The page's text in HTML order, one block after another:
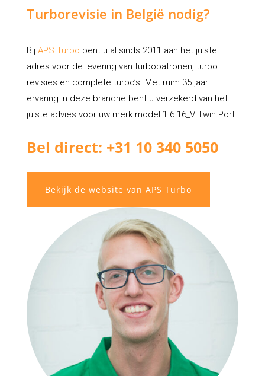
Turborevisie in België nodig?
Bij APS Turbo bent u al sinds 2011 aan het juiste
adres voor de levering van turbopatronen, turbo
revisies en complete turbo’s. Met ruim 35 jaar
ervaring in deze branche bent u verzekerd van het
juiste advies voor uw merk model 1.6 16_V Twin Port
Bel direct: +31 10 340 5050
Bekijk de website van APS Turbo